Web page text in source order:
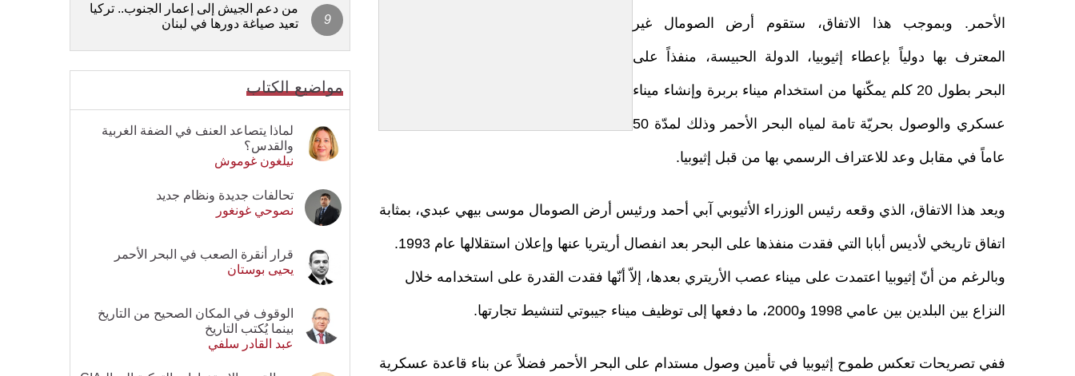
الأحمر. وبموجب هذا الاتفاق، ستقوم أرض الصومال غير
المعترف بها دولياً بإعطاء إثيوبيا، الدولة الحبيسة، منفذاً على
البحر بطول 20 كلم يمكّنها من استخدام ميناء بربرة وإنشاء ميناء
عسكري والوصول بحريّة تامة لمياه البحر الأحمر وذلك لمدّة 50
عاماً في مقابل وعد للاعتراف الرسمي بها من قبل إثيوبيا.
ويعد هذا الاتفاق، الذي وقعه رئيس الوزراء الأثيوبي آبي أحمد ورئيس أرض الصومال موسى بيهي عبدي، بمثابة
اتفاق تاريخي لأديس أبابا التي فقدت منفذها على البحر بعد انفصال أريتريا عنها وإعلان استقلالها عام 1993.
وبالرغم من أنّ إثيوبيا اعتمدت على ميناء عصب الأريتري بعدها، إلاّ أنّها فقدت القدرة على استخدامه خلال
النزاع بين البلدين بين عامي 1998 و2000، ما دفعها إلى توظيف ميناء جيبوتي لتنشيط تجارتها.
ففي تصريحات تعكس طموح إثيوبيا في تأمين وصول مستدام على البحر الأحمر فضلاً عن بناء قاعدة عسكرية
من دعم الجيش إلى إعمار الجنوب.. تركيا
تعيد صياغة دورها في لبنان
مواضيع الكتاب
لماذا يتصاعد العنف في الضفة الغربية
والقدس؟
نيلغون غوموش
تحالفات جديدة ونظام جديد
نصوحي غونغور
قرار أنقرة الصعب في البحر الأحمر
يحيى بوستان
الوقوف في المكان الصحيح من التاريخ
بينما يُكتب التاريخ
عبد القادر سلفي